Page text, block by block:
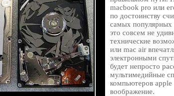
macbook pro или
по достоинству
самых
это совсем не
технические
или mac air
электронными
будет непросто
мультимедийные
компьютеров
воображение.